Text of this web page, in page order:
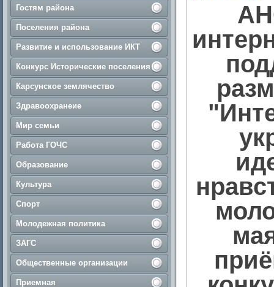
Гостям района
Поселения района
Развитие и использование ИКТ
Конкурс Исторические поселения
Карсунское землячество
Здравоохранеие
Мир семьи
Работа ГОЧС
Образование
Культура
Спорт
Молодежная политика
ЗАГС
Общественные организации
Приемная